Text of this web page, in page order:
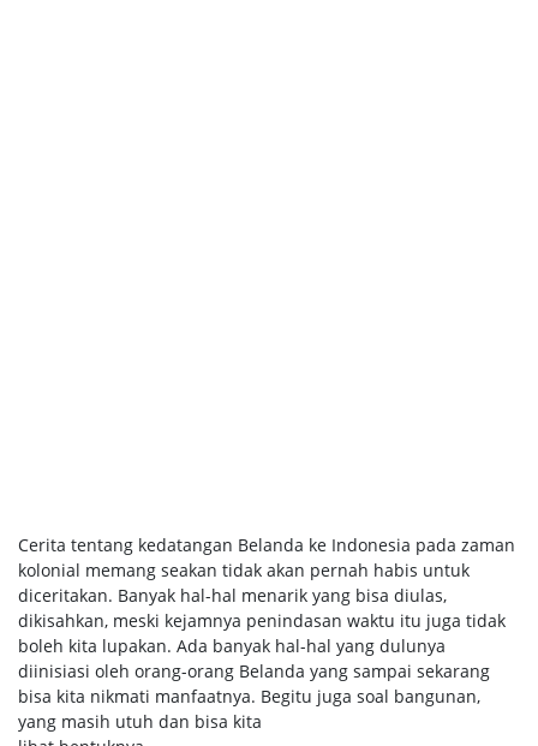
Cerita tentang kedatangan Belanda ke Indonesia pada zaman
kolonial memang seakan tidak akan pernah habis untuk
diceritakan. Banyak hal-hal menarik yang bisa diulas,
dikisahkan, meski kejamnya penindasan waktu itu juga tidak
boleh kita lupakan. Ada banyak hal-hal yang dulunya
diinisiasi oleh orang-orang Belanda yang sampai sekarang
bisa kita nikmati manfaatnya. Begitu juga soal bangunan,
yang masih utuh dan bisa kita